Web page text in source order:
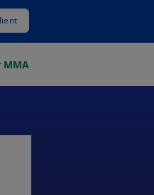
MMA